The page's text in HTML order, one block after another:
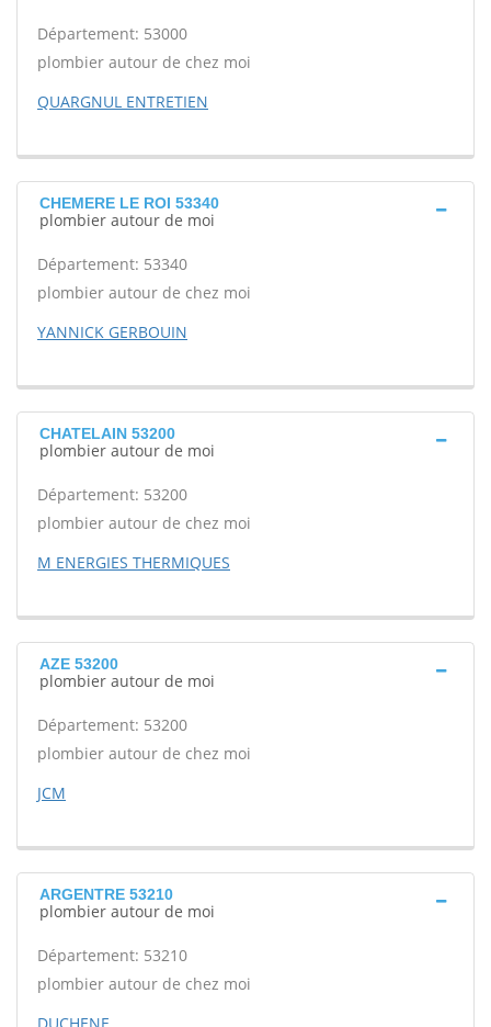
Département: 53000
plombier autour de chez moi
QUARGNUL ENTRETIEN
CHEMERE LE ROI 53340
plombier autour de moi
Département: 53340
plombier autour de chez moi
YANNICK GERBOUIN
CHATELAIN 53200
plombier autour de moi
Département: 53200
plombier autour de chez moi
M ENERGIES THERMIQUES
AZE 53200
plombier autour de moi
Département: 53200
plombier autour de chez moi
JCM
ARGENTRE 53210
plombier autour de moi
Département: 53210
plombier autour de chez moi